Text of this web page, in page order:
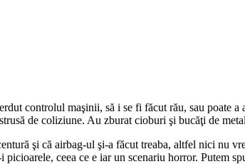
controlul maşinii, să i se fi făcut rău, sau poate
de coliziune. Au zburat cioburi şi bucăţi de
şi că airbag-ul şi-a făcut treaba, altfel nici nu
ceea ce e iar un scenariu horror. Putem